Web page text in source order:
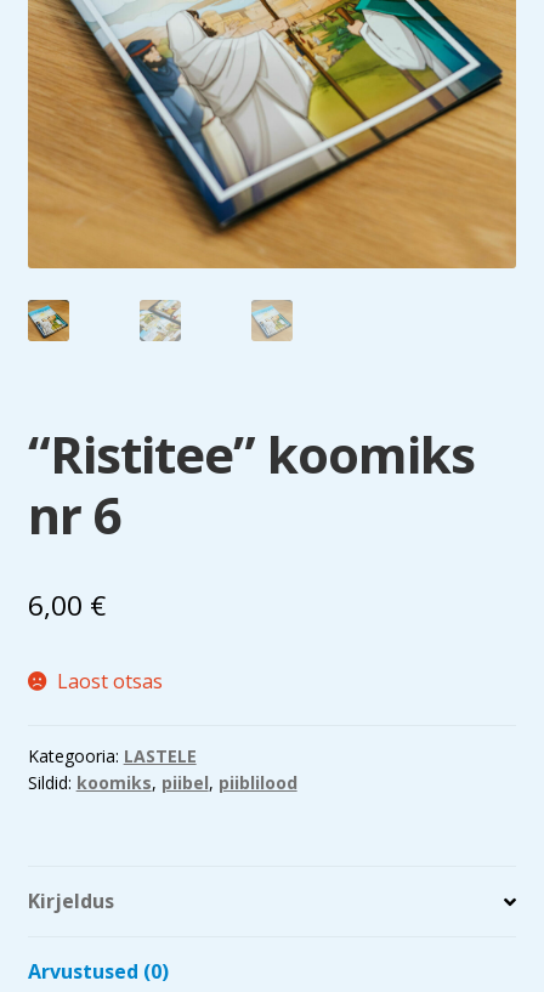
“Ristitee” koomiks
nr 6
6,00 €
Laost otsas
Kategooria: LASTELE
Sildid: koomiks, piibel, piiblilood
Kirjeldus
Arvustused (0)